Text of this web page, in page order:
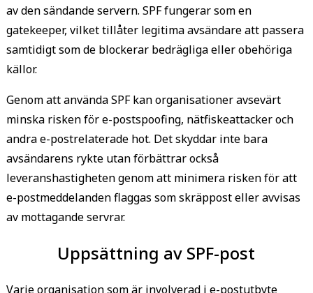
av den sändande servern. SPF fungerar som en
gatekeeper, vilket tillåter legitima avsändare att passera
samtidigt som de blockerar bedrägliga eller obehöriga
källor.
Genom att använda SPF kan organisationer avsevärt
minska risken för e-postspoofing, nätfiskeattacker och
andra e-postrelaterade hot. Det skyddar inte bara
avsändarens rykte utan förbättrar också
leveranshastigheten genom att minimera risken för att
e-postmeddelanden flaggas som skräppost eller avvisas
av mottagande servrar.
Uppsättning av SPF-post
Varje organisation som är involverad i e-postutbyte